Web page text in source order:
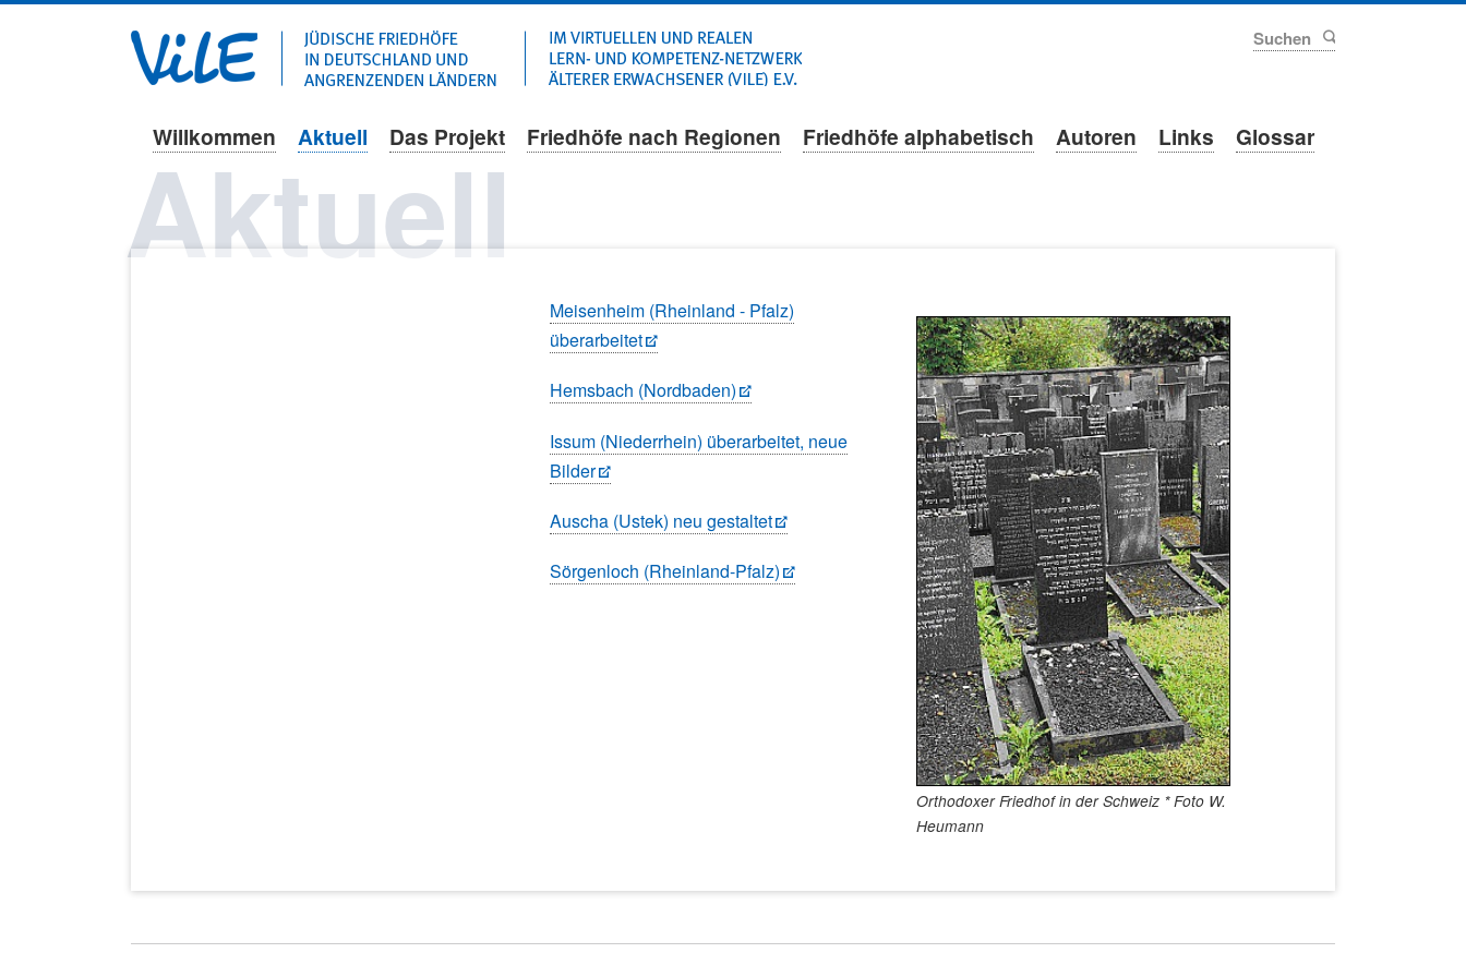
Navigation
Willkommen Aktuell Das Projekt Friedhöfe nach Regionen Friedhöfe alphabetisch Autoren Links Glossar
Aktuell
Orthodoxer Friedhof in der Schweiz * Foto W.
Heumann
Meisenheim (Rheinland - Pfalz)
überarbeitet
Hemsbach (Nordbaden)
Issum (Niederrhein) überarbeitet, neue
Bilder
Auscha (Ustek) neu gestaltet
Sörgenloch (Rheinland-Pfalz)